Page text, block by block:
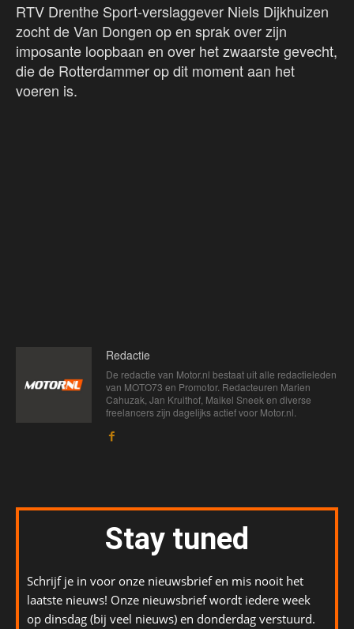
RTV Drenthe Sport-verslaggever Niels Dijkhuizen
zocht de Van Dongen op en sprak over zijn
imposante loopbaan en over het zwaarste gevecht,
die de Rotterdammer op dit moment aan het
voeren is.
Redactie
De redactie van Motor.nl bestaat uit alle redactieleden
van MOTO73 en Promotor. Redacteuren Marien
Cahuzak, Jan Kruithof, Maikel Sneek en diverse
freelancers zijn dagelijks actief voor Motor.nl.
Stay tuned
Schrijf je in voor onze nieuwsbrief en mis nooit het
laatste nieuws! Onze nieuwsbrief wordt iedere week
op dinsdag (bij veel nieuws) en donderdag verstuurd.